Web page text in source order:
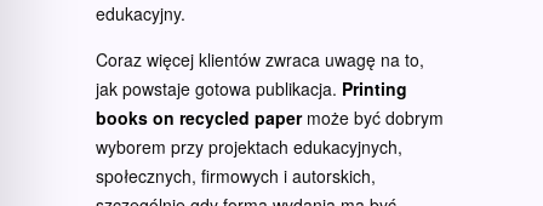
edukacyjny.
Coraz więcej klientów zwraca uwagę na to,
jak powstaje gotowa publikacja. Printing
books on recycled papermoże być dobrym
wyborem przy projektach edukacyjnych,
społecznych, firmowych i autorskich,